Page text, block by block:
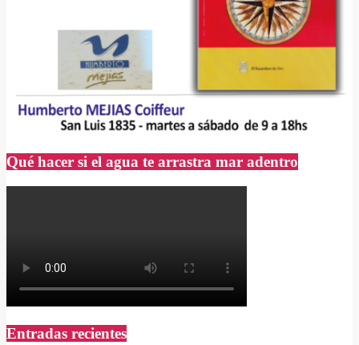
Qué hacer si el agua te arrastra mar adentro
Entradas recientes